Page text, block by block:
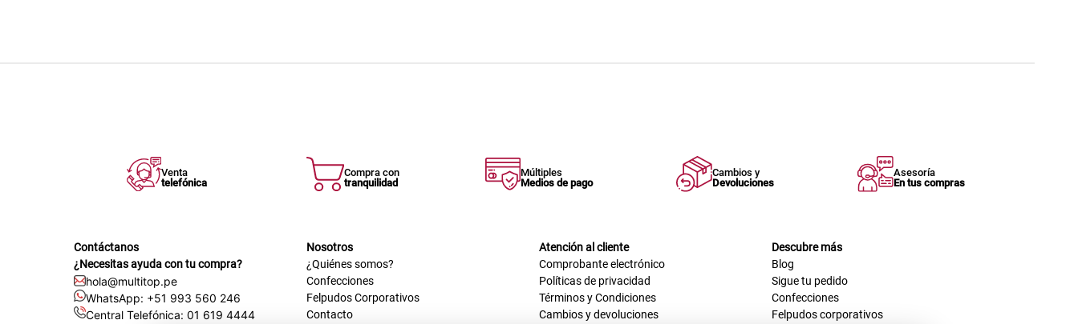
Venta
telefónica
Compra con
tranquilidad
Múltiples
Medios de pago
Cambios y
Devoluciones
Asesoría
En tus compras
Contáctanos
¿Necesitas ayuda con tu compra?
hola@multitop.pe
WhatsApp: +51 993 560 246
Central Telefónica: 01 619 4444
Nosotros
¿Quiénes somos?
Confecciones
Felpudos Corporativos
Contacto
Atención al cliente
Comprobante electrónico
Políticas de privacidad
Términos y Condiciones
Cambios y devoluciones
Descubre más
Blog
Sigue tu pedido
Confecciones
Felpudos corporativos